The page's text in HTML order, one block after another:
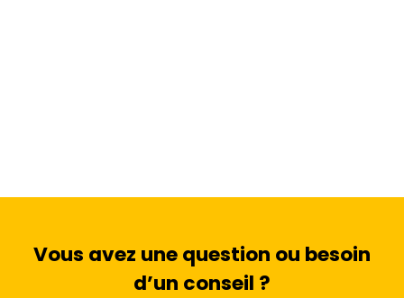
Vous avez une question ou besoin
d’un conseil ?